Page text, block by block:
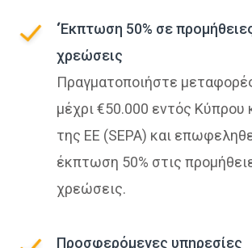
‘Έκπτωση 50% σε
χρεώσεις
Πραγματοποιήστε
μέχρι €50.000 εντός
της ΕΕ (SEPA) και
έκπτωση 50% στις
χρεώσεις.
Προσφερόμενες υπηρεσίες